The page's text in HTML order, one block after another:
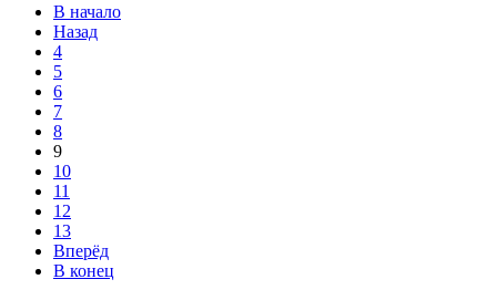
В начало
Назад
4
5
6
7
8
9
10
11
12
13
Вперёд
В конец